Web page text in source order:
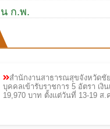
ก.พ.
สำนักงานสาธารณสุขจังหวัดชั
บุคคลเข้ารับราชการ 5 อัตรา เงิ
19,970 บาท ตั้งแต่วันที่ 13-19 ส.